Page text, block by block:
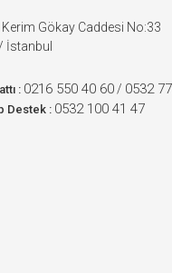
Gökay Caddesi No:33
İstanbul
: 0216 550 40 60/ 0532
Destek : 0532 100 41 47